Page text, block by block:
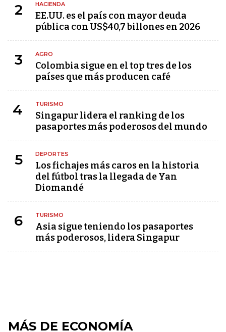
2 HACIENDA
EE.UU. es el país con mayor deuda
pública con US$40,7 billones en 2026
3 AGRO
Colombia sigue en el top tres de los
países que más producen café
4 TURISMO
Singapur lidera el ranking de los
pasaportes más poderosos del mundo
5 DEPORTES
Los fichajes más caros en la historia
del fútbol tras la llegada de Yan
Diomandé
6 TURISMO
Asia sigue teniendo los pasaportes
más poderosos, lidera Singapur
MÁS DE ECONOMÍA